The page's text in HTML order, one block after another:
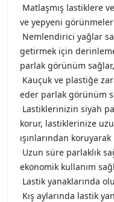
Matlaşmış lastiklere
ve yepyeni
Nemlendirici yağlar
getirmek için
parlak görünüm sağlar,
Kauçuk ve plastiğe
eder parlak görünüm
Lastiklerinizin siyah
korur, lastiklerinize
ışınlarından
Uzun süre parlaklık
ekonomik kullanım
Lastik yanaklarında
Kış aylarında lastik